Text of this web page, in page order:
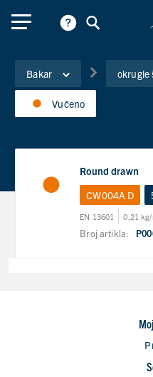
Bakar okrugle
Vučeno
Round drawn
CW004A D
EN 13601 0,21
Broj artikla: